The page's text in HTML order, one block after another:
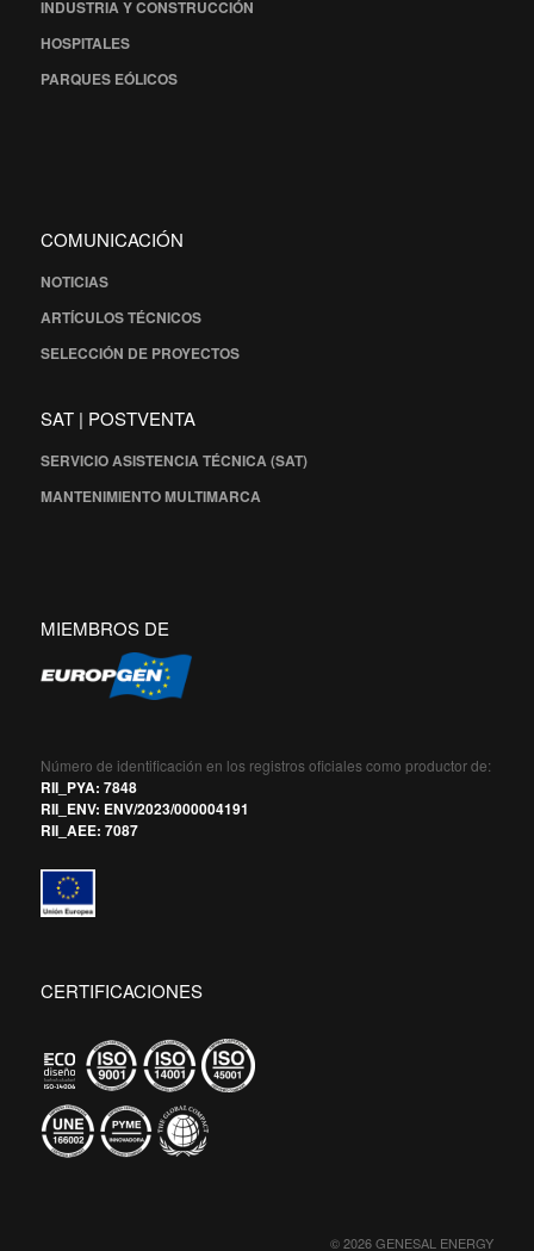
INDUSTRIA Y CONSTRUCCIÓN
HOSPITALES
PARQUES EÓLICOS
COMUNICACIÓN
NOTICIAS
ARTÍCULOS TÉCNICOS
SELECCIÓN DE PROYECTOS
SAT | POSTVENTA
SERVICIO ASISTENCIA TÉCNICA (SAT)
MANTENIMIENTO MULTIMARCA
MIEMBROS DE
Número de identificación en los registros oficiales como productor de:
RII_PYA: 7848
RII_ENV: ENV/2023/000004191
RII_AEE: 7087
CERTIFICACIONES
© 2026 GENESAL ENERGY